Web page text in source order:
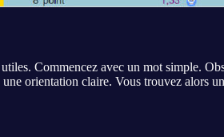
Commencez avec un mot simple.
orientation claire. Vous trouvez alors